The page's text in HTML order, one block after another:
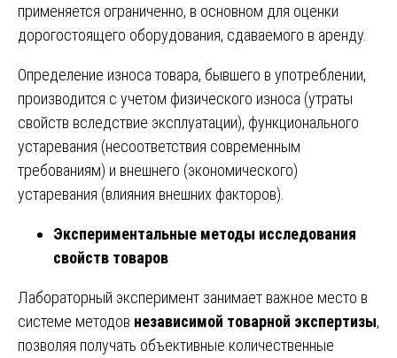
применяется ограниченно, в основном для оценки
дорогостоящего оборудования, сдаваемого в аренду.
Определение износа товара, бывшего в употреблении,
производится с учетом физического износа (утраты
свойств вследствие эксплуатации), функционального
устаревания (несоответствия современным
требованиям) и внешнего (экономического)
устаревания (влияния внешних факторов).
Экспериментальные методы исследования
свойств товаров
Лабораторный эксперимент занимает важное место в
системе методов независимой товарной экспертизы,
позволяя получать объективные количественные